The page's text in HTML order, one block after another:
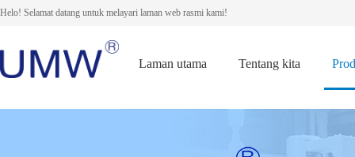
Helo! Selamat datang untuk melayari laman web rasmi kami!
Laman utama Tentang kita